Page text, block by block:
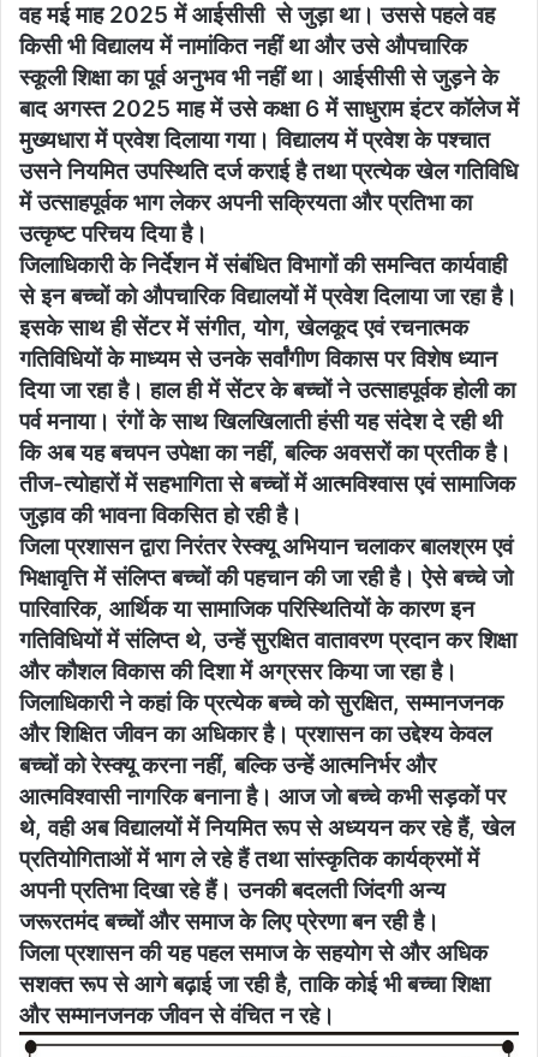
वह मई माह 2025 में आईसीसी से जुड़ा था। उससे पहले वह
किसी भी विद्यालय में नामांकित नहीं था और उसे औपचारिक
स्कूली शिक्षा का पूर्व अनुभव भी नहीं था। आईसीसी से जुड़ने के
बाद अगस्त 2025 माह में उसे कक्षा 6 में साधुराम इंटर कॉलेज में
मुख्यधारा में प्रवेश दिलाया गया। विद्यालय में प्रवेश के पश्चात
उसने नियमित उपस्थिति दर्ज कराई है तथा प्रत्येक खेल गतिविधि
में उत्साहपूर्वक भाग लेकर अपनी सक्रियता और प्रतिभा का
उत्कृष्ट परिचय दिया है।
जिलाधिकारी के निर्देशन में संबंधित विभागों की समन्वित कार्यवाही
से इन बच्चों को औपचारिक विद्यालयों में प्रवेश दिलाया जा रहा है।
इसके साथ ही सेंटर में संगीत, योग, खेलकूद एवं रचनात्मक
गतिविधियों के माध्यम से उनके सर्वांगीण विकास पर विशेष ध्यान
दिया जा रहा है। हाल ही में सेंटर के बच्चों ने उत्साहपूर्वक होली का
पर्व मनाया। रंगों के साथ खिलखिलाती हंसी यह संदेश दे रही थी
कि अब यह बचपन उपेक्षा का नहीं, बल्कि अवसरों का प्रतीक है।
तीज-त्योहारों में सहभागिता से बच्चों में आत्मविश्वास एवं सामाजिक
जुड़ाव की भावना विकसित हो रही है।
जिला प्रशासन द्वारा निरंतर रेस्क्यू अभियान चलाकर बालश्रम एवं
भिक्षावृत्ति में संलिप्त बच्चों की पहचान की जा रही है। ऐसे बच्चे जो
पारिवारिक, आर्थिक या सामाजिक परिस्थितियों के कारण इन
गतिविधियों में संलिप्त थे, उन्हें सुरक्षित वातावरण प्रदान कर शिक्षा
और कौशल विकास की दिशा में अग्रसर किया जा रहा है।
जिलाधिकारी ने कहां कि प्रत्येक बच्चे को सुरक्षित, सम्मानजनक
और शिक्षित जीवन का अधिकार है। प्रशासन का उद्देश्य केवल
बच्चों को रेस्क्यू करना नहीं, बल्कि उन्हें आत्मनिर्भर और
आत्मविश्वासी नागरिक बनाना है। आज जो बच्चे कभी सड़कों पर
थे, वही अब विद्यालयों में नियमित रूप से अध्ययन कर रहे हैं, खेल
प्रतियोगिताओं में भाग ले रहे हैं तथा सांस्कृतिक कार्यक्रमों में
अपनी प्रतिभा दिखा रहे हैं। उनकी बदलती जिंदगी अन्य
जरूरतमंद बच्चों और समाज के लिए प्रेरणा बन रही है।
जिला प्रशासन की यह पहल समाज के सहयोग से और अधिक
सशक्त रूप से आगे बढ़ाई जा रही है, ताकि कोई भी बच्चा शिक्षा
और सम्मानजनक जीवन से वंचित न रहे।